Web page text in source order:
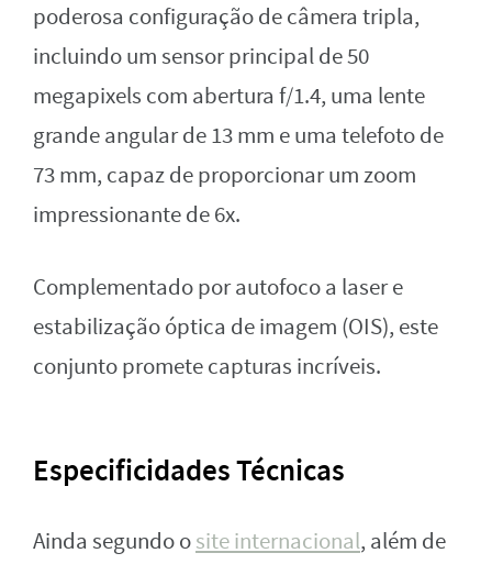
poderosa configuração de câmera tripla,
incluindo um sensor principal de 50
megapixels com abertura f/1.4, uma lente
grande angular de 13 mm e uma telefoto de
73 mm, capaz de proporcionar um zoom
impressionante de 6x.
Complementado por autofoco a laser e
estabilização óptica de imagem (OIS), este
conjunto promete capturas incríveis.
Especificidades Técnicas
Ainda segundo osite internacional, além de